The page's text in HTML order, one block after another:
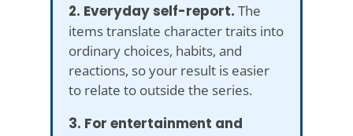
2. Everyday self-report. The
items translate character traits into
ordinary choices, habits, and
reactions, so your result is easier
to relate to outside the series.
3. For entertainment and